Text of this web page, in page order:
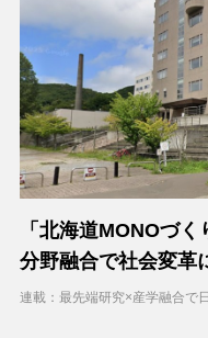
「北海道MONOづ
分野融合で社会変革
ティブコラボレーシ
連載：最先端研究×産学融合で